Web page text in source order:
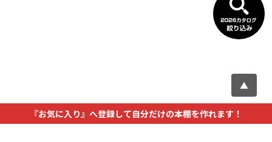
▲
『お気に入り』へ登録して自分だけの本棚を作れます！